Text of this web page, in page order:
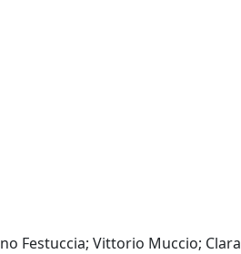
Festuccia; Vittorio Muccio; Clara